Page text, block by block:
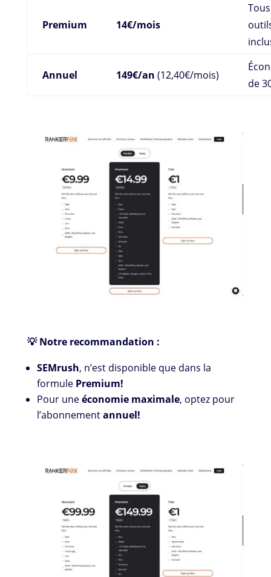
Premium 14€/mois
Annuel 149€/an (12,40€/mois)
de
💡 Notre recommandation :
SEMrush, n’est disponible que dans la
formule Premium!
Pour uneéconomie maximale, optez pour
l’abonnementannuel!